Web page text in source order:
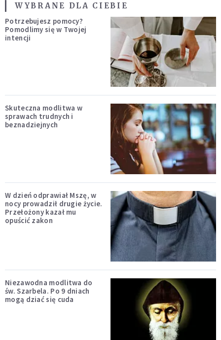
WYBRANE DLA CIEBIE
Potrzebujesz pomocy?
Pomodlimy się w Twojej
intencji
Skuteczna modlitwa w
sprawach trudnych i
beznadziejnych
W dzień odprawiał Mszę, w
nocy prowadził drugie życie.
Przełożony kazał mu
opuścić zakon
Niezawodna modlitwa do
św. Szarbela. Po 9 dniach
mogą dziać się cuda